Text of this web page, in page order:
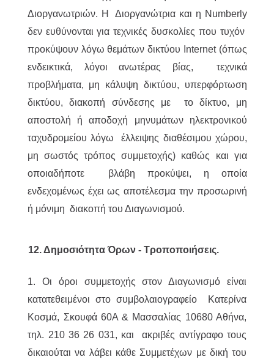
Διοργανωτριών. Η Διοργανώτρια και η Numberly
δεν ευθύνονται για τεχνικές δυσκολίες που τυχόν
προκύψουν λόγω θεμάτων δικτύου Internet (όπως
ενδεικτικά, λόγοι ανωτέρας βίας, τεχνικά
προβλήματα, μη κάλυψη δικτύου, υπερφόρτωση
δικτύου, διακοπή σύνδεσης με το δίκτυο, μη
αποστολή ή αποδοχή μηνυμάτων ηλεκτρονικού
ταχυδρομείου λόγω έλλειψης διαθέσιμου χώρου,
μη σωστός τρόπος συμμετοχής) καθώς και για
οποιαδήποτε βλάβη προκύψει, η οποία
ενδεχομένως έχει ως αποτέλεσμα την προσωρινή
ή μόνιμη διακοπή του Διαγωνισμού.
12. Δημοσιότητα Όρων - Τροποποιήσεις.
1. Οι όροι συμμετοχής στον Διαγωνισμό είναι
κατατεθειμένοι στο συμβολαιογραφείο Κατερίνα
Κοσμά, Σκουφά 60Α & Μασσαλίας 10680 Αθήνα,
τηλ. 210 36 26 031, και ακριβές αντίγραφο τους
δικαιούται να λάβει κάθε Συμμετέχων με δική του